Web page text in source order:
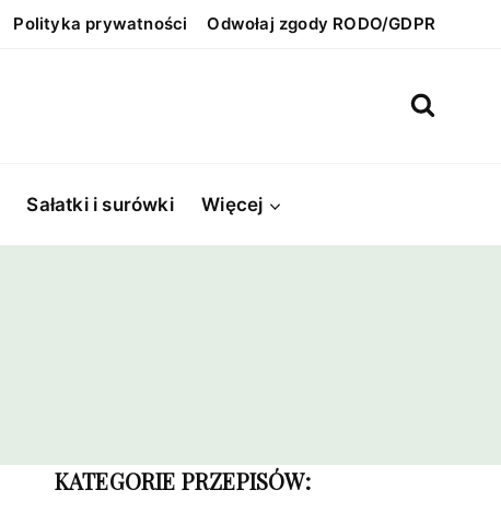
Polityka prywatności Odwołaj zgody RODO/GDPR
Sałatki i surówki Więcej
KATEGORIE PRZEPISÓW: